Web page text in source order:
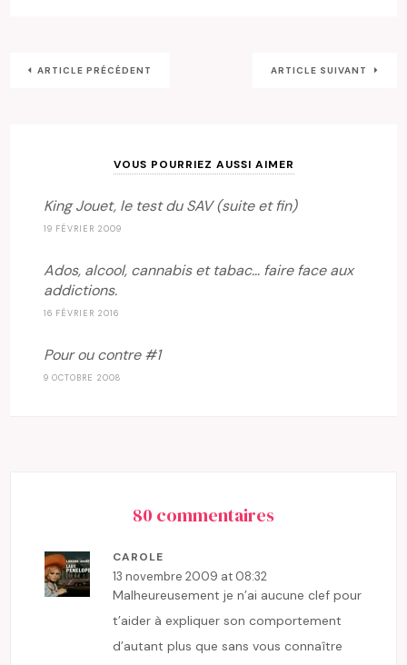
ARTICLE PRÉCÉDENT ARTICLE SUIVANT
VOUS POURRIEZ AUSSI AIMER
King Jouet, le test du SAV (suite et fin)
19 FÉVRIER 2009
Ados, alcool, cannabis et tabac… faire face aux
addictions.
16 FÉVRIER 2016
Pour ou contre #1
9 OCTOBRE 2008
80 commentaires
CAROLE
13 novembre 2009 at 08:32
Malheureusement je n’ai aucune clef pour
t’aider à expliquer son comportement
d’autant plus que sans vous connaître